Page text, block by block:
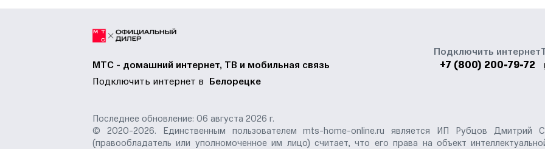
МТС - домашний интернет, ТВ и мобильная связь
Подключить интернет в Белорецке
Подключить интернет
+7 (800) 200-79-72
Последнее обновление: 06 августа 2026 г.
© 2020-2026. Единственным пользователем mts-home-online.ru является ИП Рубцов Дмитрий
(правообладатель или уполномоченное им лицо) считает, что его права на объект